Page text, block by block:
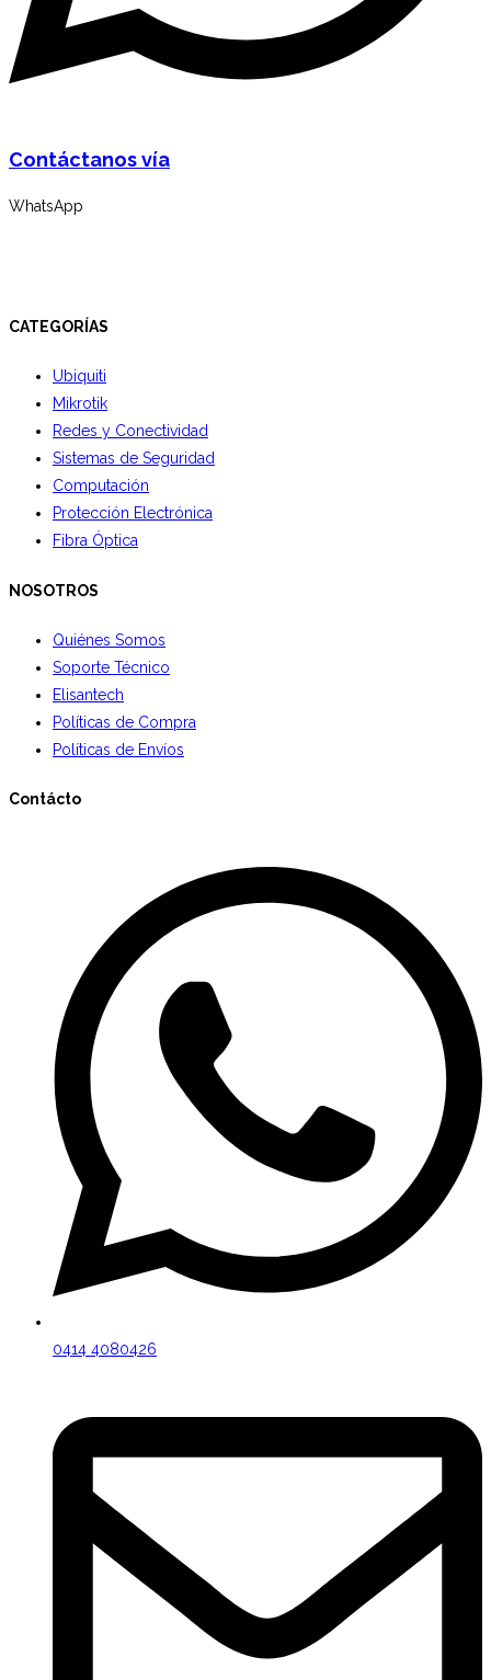
Contáctanos vía
WhatsApp
CATEGORÍAS
Ubiquiti
Mikrotik
Redes y Conectividad
Sistemas de Seguridad
Computación
Protección Electrónica
Fibra Óptica
NOSOTROS
Quiénes Somos
Soporte Técnico
Elisantech
Políticas de Compra
Políticas de Envíos
Contácto
0414 4080426